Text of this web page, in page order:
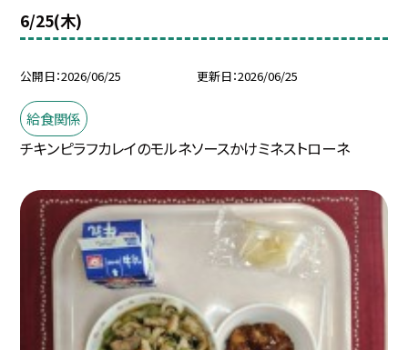
6/25(木)
公開日 2026/06/25 更新日 2026/06/25
給食関係
チキンピラフカレイのモルネソースかけミネストローネ